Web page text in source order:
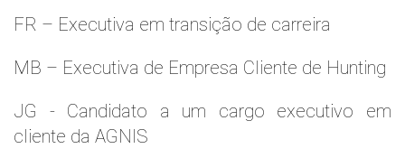
FR – Executiva em transição de carreira
MB – Executiva de Empresa Cliente de Hunting
JG - Candidato a um cargo executivo em
cliente da AGNIS